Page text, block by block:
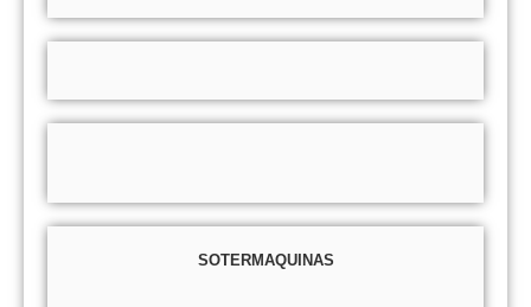
SOTERMAQUINAS